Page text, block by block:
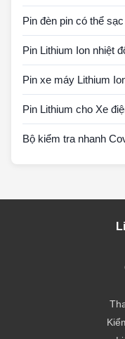
Pin đèn pin có thể
Pin Lithium Ion nhiệt
Pin xe máy Lithium
Pin Lithium cho Xe
Bộ kiểm tra nhanh